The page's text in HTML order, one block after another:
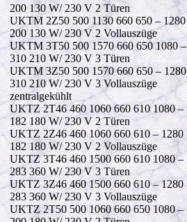
200 130 W/ 230 V 2 Türen
UKTM 2Z50 500 1130 660 650 – 1280
200 130 W/ 230 V 2 Vollauszüge
UKTM 3T50 500 1570 660 650 1080 –
310 210 W/ 230 V 3 Türen
UKTM 3Z50 500 1570 660 650 – 1280
310 210 W/ 230 V 3 Vollauszüge
zentralgekühlt
UKTZ 2T46 460 1060 660 610 1080 –
182 180 W/ 230 V 2 Türen
UKTZ 2Z46 460 1060 660 610 – 1280
182 180 W/ 230 V 2 Vollauszüge
UKTZ 3T46 460 1500 660 610 1080 –
283 360 W/ 230 V 3 Türen
UKTZ 3Z46 460 1500 660 610 – 1280
283 360 W/ 230 V 3 Vollauszüge
UKTZ 2T50 500 1060 660 650 1080 –